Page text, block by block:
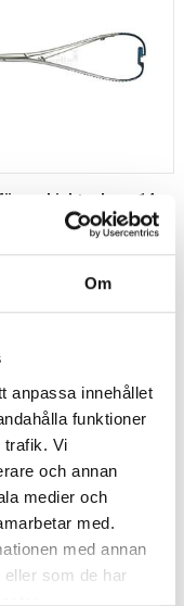
Om
anpassa innehållet
funktioner
trafik. Vi
och annan
medier och
med.
med annan
som de har
Lichtenberg 14
cm rak
kr